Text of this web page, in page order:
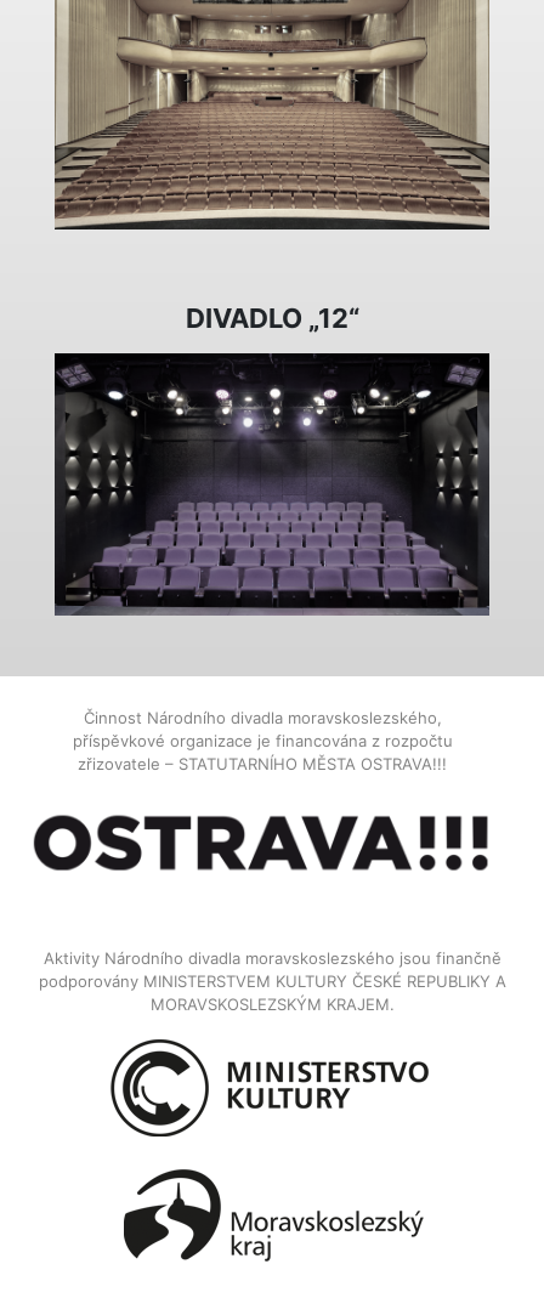
DIVADLO „12“
Činnost Národního divadla moravskoslezského,
příspěvkové organizace je financována z rozpočtu
zřizovatele – STATUTARNÍHO MĚSTA OSTRAVA!!!
Aktivity Národního divadla moravskoslezského jsou finančně
podporovány MINISTERSTVEM KULTURY ČESKÉ REPUBLIKY A
MORAVSKOSLEZSKÝM KRAJEM.